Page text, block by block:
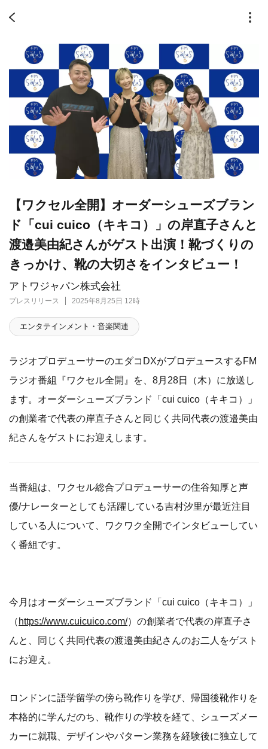
アトワジャパン株式会社
プレスリリース 2025年8月25日 12時
【ワクセル全開】オーダーシューズブラン
ド「cui cuico（キキコ）」の岸直子さんと
渡邉美由紀さんがゲスト出演！靴づくりの
きっかけ、靴の大切さをインタビュー！
エンタテインメント・音楽関連
ラジオプロデューサーのエダコDXがプロデュースするFM
ラジオ番組『ワクセル全開』を、8月28日（木）に放送し
ます。オーダーシューズブランド「cui cuico（キキコ）」
の創業者で代表の岸直子さんと同じく共同代表の渡邉美由
紀さんをゲストにお迎えします。
当番組は、ワクセル総合プロデューサーの住谷知厚と声
優/ナレーターとしても活躍している吉村汐里が最近注目
している人について、ワクワク全開でインタビューしてい
く番組です。
今月はオーダーシューズブランド「cui cuico（キキコ）」
（ https://www.cuicuico.com/）の創業者で代表の岸直子さ
んと、同じく共同代表の渡邉美由紀さんのお二人をゲスト
にお迎え。
ロンドンに語学留学の傍ら靴作りを学び、帰国後靴作りを
本格的に学んだのち、靴作りの学校を経て、シューズメー
カーに就職、デザインやパターン業務を経験後に独立して